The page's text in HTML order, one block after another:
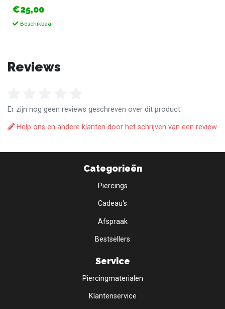
€25,00
Beschikbaar
Reviews
Er zijn nog geen reviews geschreven over dit product.
Help ons en andere klanten door het schrijven van een review
Categorieën
Piercings
Cadeau's
Afspraak
Bestsellers
Service
Piercingmaterialen
Klantenservice